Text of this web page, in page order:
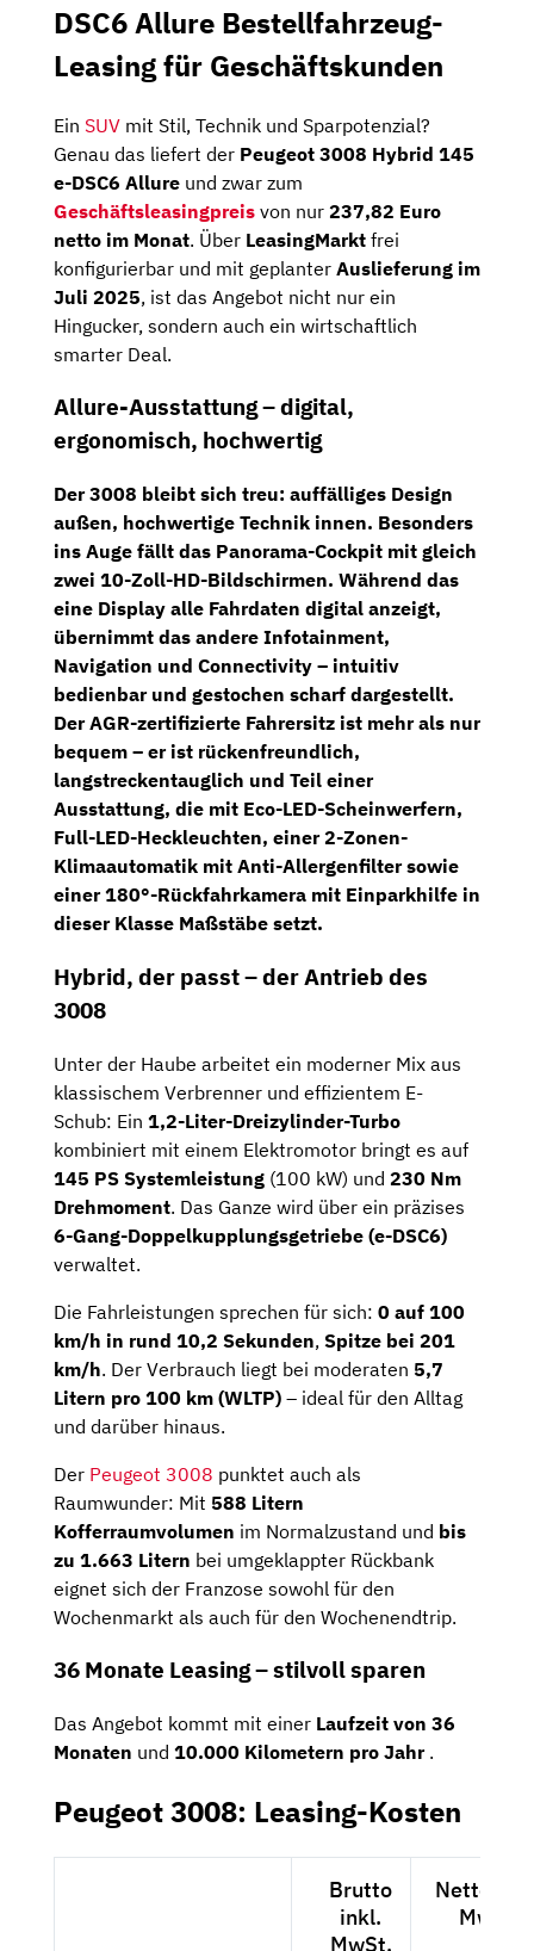
DSC6 Allure Bestellfahrzeug-
Leasing für Geschäftskunden
Ein SUV mit Stil, Technik und Sparpotenzial?
Genau das liefert der Peugeot 3008 Hybrid 145
e-DSC6 Allure und zwar zum
Geschäftsleasingpreis von nur 237,82 Euro
netto im Monat. Über LeasingMarkt frei
konfigurierbar und mit geplanter Auslieferung im
Juli 2025, ist das Angebot nicht nur ein
Hingucker, sondern auch ein wirtschaftlich
smarter Deal.
Allure-Ausstattung – digital,
ergonomisch, hochwertig
Der 3008 bleibt sich treu: auffälliges Design
außen, hochwertige Technik innen. Besonders
ins Auge fällt das Panorama-Cockpit mit gleich
zwei 10-Zoll-HD-Bildschirmen. Während das
eine Display alle Fahrdaten digital anzeigt,
übernimmt das andere Infotainment,
Navigation und Connectivity – intuitiv
bedienbar und gestochen scharf dargestellt.
DerAGR-zertifizierte Fahrersitz ist mehr als nur
bequem – er ist rückenfreundlich,
langstreckentauglich und Teil einer
Ausstattung, die mit Eco-LED-Scheinwerfern,
Full-LED-Heckleuchten, einer2-Zonen-
Klimaautomatik mit Anti-Allergenfiltersowie
einer180°-Rückfahrkamera mit Einparkhilfe in
dieser Klasse Maßstäbe setzt.
Hybrid, der passt – der Antrieb des
3008
Unter der Haube arbeitet ein moderner Mix aus
klassischem Verbrenner und effizientem E-
Schub: Ein 1,2-Liter-Dreizylinder-Turbo
kombiniert mit einem Elektromotor bringt es auf
145 PS Systemleistung (100 kW) und 230 Nm
Drehmoment. Das Ganze wird über ein präzises
6-Gang-Doppelkupplungsgetriebe (e-DSC6)
verwaltet.
Die Fahrleistungen sprechen für sich: 0 auf 100
km/h in rund 10,2 Sekunden, Spitze bei 201
km/h. Der Verbrauch liegt bei moderaten 5,7
Litern pro 100 km (WLTP) – ideal für den Alltag
und darüber hinaus.
Der Peugeot 3008 punktet auch als
Raumwunder: Mit 588 Litern
Kofferraumvolumen im Normalzustand und bis
zu 1.663 Litern bei umgeklappter Rückbank
eignet sich der Franzose sowohl für den
Wochenmarkt als auch für den Wochenendtrip.
36 Monate Leasing – stilvoll sparen
Das Angebot kommt mit einer Laufzeit von 36
Monaten und 10.000 Kilometern pro Jahr.
Peugeot 3008: Leasing-Kosten
Brutto
inkl.
MwSt.
Netto
MwSt.